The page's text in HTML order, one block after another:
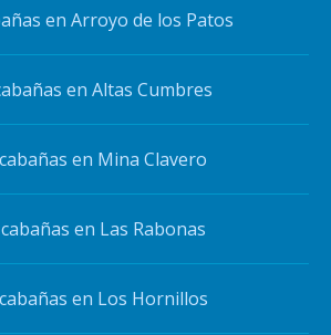
en Arroyo de los Patos
en Altas Cumbres
en Mina Clavero
en Las Rabonas
en Los Hornillos